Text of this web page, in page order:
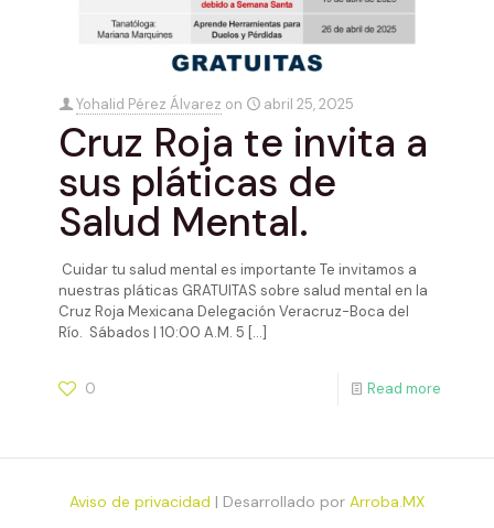
Yohalid Pérez Álvarez on abril 25, 2025
Cruz Roja te invita a
sus pláticas de
Salud Mental.
Cuidar tu salud mental es importante Te invitamos a
nuestras pláticas GRATUITAS sobre salud mental en la
Cruz Roja Mexicana Delegación Veracruz-Boca del
Río. Sábados | 10:00 A.M. 5 […]
0 Read more
Aviso de privacidad | Desarrollado por Arroba.MX